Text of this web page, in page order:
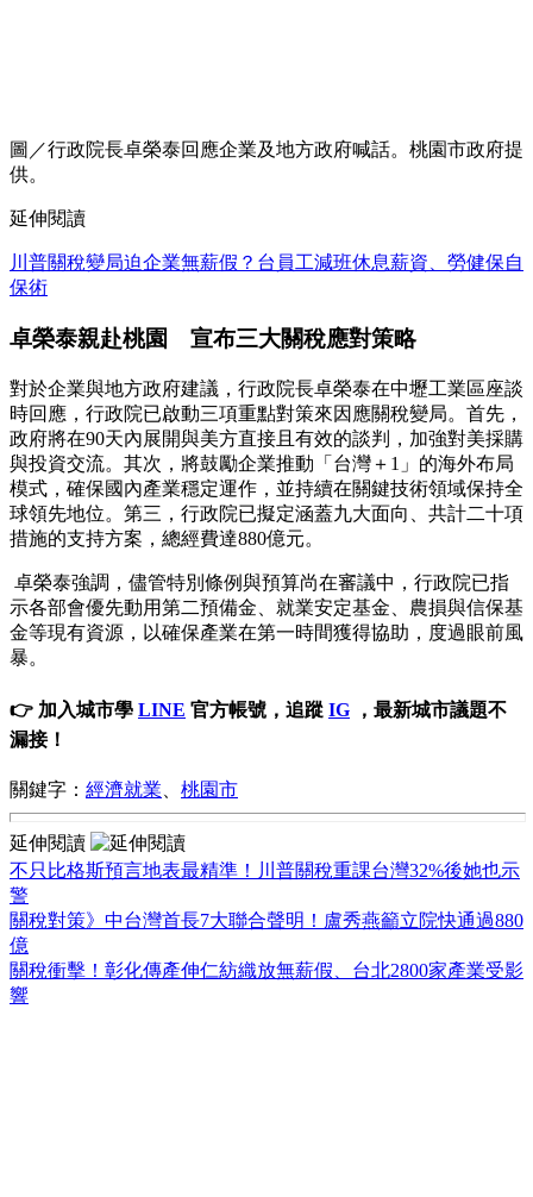
圖／行政院長卓榮泰回應企業及地方政府喊話。桃園市政府提
供。
延伸閱讀
川普關稅變局迫企業無薪假？台員工減班休息薪資、勞健保自
保術
卓榮泰親赴桃園 宣布三大關稅應對策略
對於企業與地方政府建議，行政院長卓榮泰在中壢工業區座談
時回應，行政院已啟動三項重點對策來因應關稅變局。首先，
政府將在90天內展開與美方直接且有效的談判，加強對美採購
與投資交流。其次，將鼓勵企業推動「台灣＋1」的海外布局
模式，確保國內產業穩定運作，並持續在關鍵技術領域保持全
球領先地位。第三，行政院已擬定涵蓋九大面向、共計二十項
措施的支持方案，總經費達880億元。
卓榮泰強調，儘管特別條例與預算尚在審議中，行政院已指
示各部會優先動用第二預備金、就業安定基金、農損與信保基
金等現有資源，以確保產業在第一時間獲得協助，度過眼前風
暴。
👉 加入城市學 LINE 官方帳號，追蹤 IG ，最新城市議題不
漏接！
關鍵字： 經濟就業 桃園市
延伸閱讀
不只比格斯預言地表最精準！川普關稅重課台灣32%後她也示
警
關稅對策》中台灣首長7大聯合聲明！盧秀燕籲立院快通過880
億
關稅衝擊！彰化傳產伸仁紡織放無薪假、台北2800家產業受影
響